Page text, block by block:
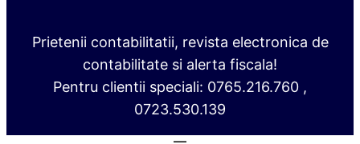
Prietenii contabilitatii, revista electronica de
contabilitate si alerta fiscala!
Pentru clientii speciali: 0765.216.760 ,
0723.530.139